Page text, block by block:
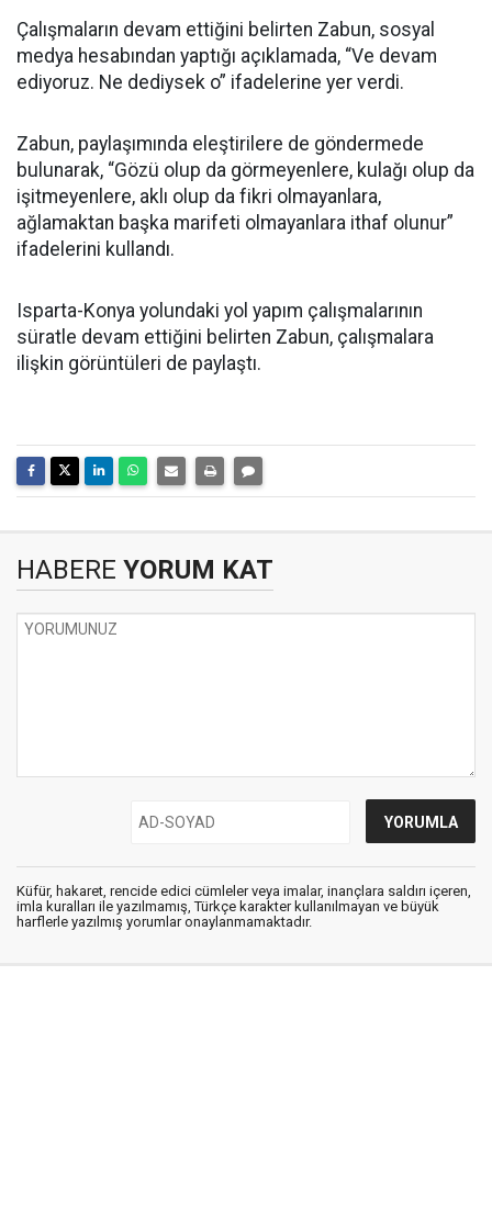
Çalışmaların devam ettiğini belirten Zabun, sosyal
medya hesabından yaptığı açıklamada, “Ve devam
ediyoruz. Ne dediysek o” ifadelerine yer verdi.
Zabun, paylaşımında eleştirilere de göndermede
bulunarak, “Gözü olup da görmeyenlere, kulağı olup da
işitmeyenlere, aklı olup da fikri olmayanlara,
ağlamaktan başka marifeti olmayanlara ithaf olunur”
ifadelerini kullandı.
Isparta-Konya yolundaki yol yapım çalışmalarının
süratle devam ettiğini belirten Zabun, çalışmalara
ilişkin görüntüleri de paylaştı.
HABERE YORUM KAT
Küfür, hakaret, rencide edici cümleler veya imalar, inançlara saldırı içeren,
imla kuralları ile yazılmamış, Türkçe karakter kullanılmayan ve büyük
harflerle yazılmış yorumlar onaylanmamaktadır.